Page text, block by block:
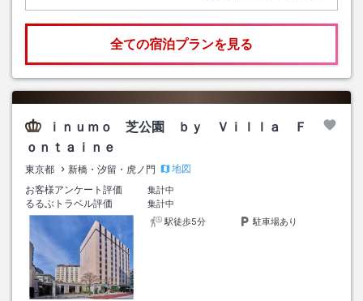
全ての宿泊プランを見る
ｉｎｕｍｏ 芝公園 ｂｙ Ｖｉｌｌａ Ｆ
ｏｎｔａｉｎｅ
東京都 新橋・汐留・虎ノ門
地図
お客様アンケート評価
集計中
るるぶトラベル評価
集計中
駅徒歩5分
駐車場あり